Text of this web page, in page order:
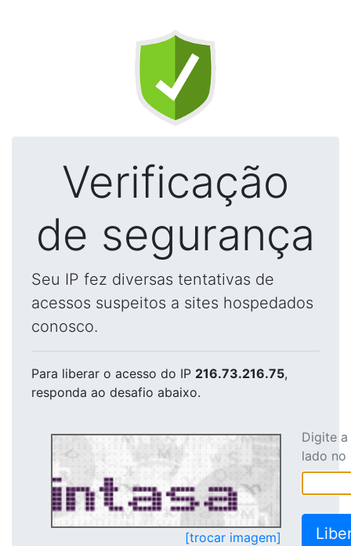
Verificação
de segurança
Seu IP fez diversas tentativas de
acessos suspeitos a sites hospedados
conosco.
Para liberar o acesso do IP 216.73.216.75,
responda ao desafio abaixo.
[trocar imagem]
Digite
lado no